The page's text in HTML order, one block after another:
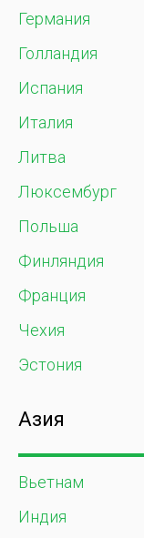
Германия
Голландия
Испания
Италия
Литва
Люксембург
Польша
Финляндия
Франция
Чехия
Эстония
Азия
Вьетнам
Индия